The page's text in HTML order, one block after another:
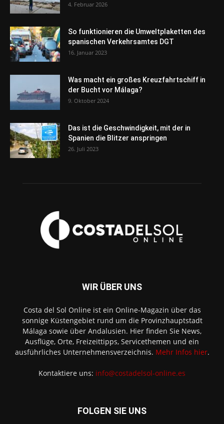
4. Februar 2026
So funktionieren die Umweltplaketten des
spanischen Verkehrsamtes DGT
16. Januar 2023
Was macht ein großes Kreuzfahrtschiff in
der Bucht vor Málaga?
9. Oktober 2024
Das ist die Geschwindigkeit, mit der in
Spanien die Blitzer anspringen
26. Juli 2023
WIR ÜBER UNS
Costa del Sol Online ist ein Online-Magazin über das
sonnige Küstengebiet rund um die Provinzhauptstadt
Málaga sowie über Andalusien. Hier finden Sie News,
Ausflüge, Orte, Freizeittipps, Servicethemen und ein
ausführliches Unternehmensverzeichnis. Mehr Infos hier.
Kontaktiere uns: info@costadelsol-online.es
FOLGEN SIE UNS